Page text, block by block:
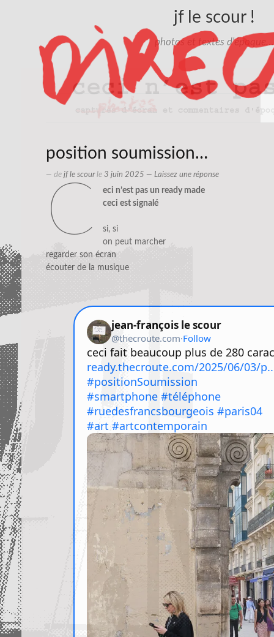
jf le scour !
photos et textes d'époque…
position soumission…
— de jf le scourle 3 juin 2025 — Laissez une réponse
c
eci n’est pas un ready made
ceci est signalé
si, si
on peut marcher
regarder son écran
écouter de la musique